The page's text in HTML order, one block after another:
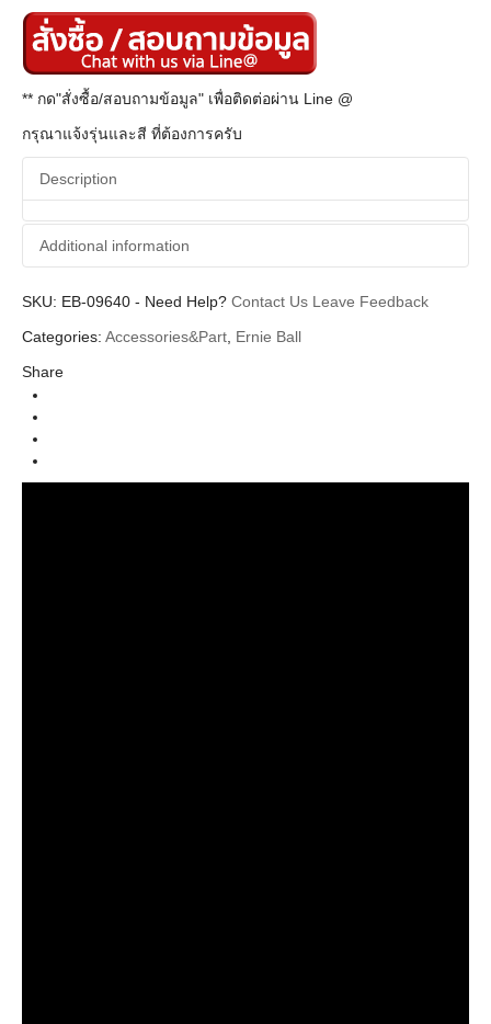
** กด"สั่งซื้อ/สอบถามข้อมูล" เพื่อติดต่อผ่าน Line @
กรุณาแจ้งรุ่นและสี ที่ต้องการครับ
Description
Additional information
Additional information
Brands Ernie Ball
SKU: EB-09640 - Need Help? Contact Us Leave Feedback
Categories: Accessories&Part Ernie Ball
Share